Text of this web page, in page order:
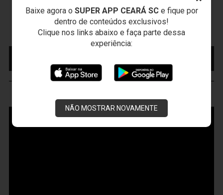
Baixe agora o SUPER APP CEARÁ SCe fique por
dentro de conteúdos exclusivos!
Clique nos links abaixo e faça parte dessa
experiência:
NÃO MOSTRAR NOVAMENTE
Sábado, 15/08/2026 - 18:30
Presidente Vargas - Capital/CE
Campeonato Brasileiro • 2º Turno • 22 ª Rodada